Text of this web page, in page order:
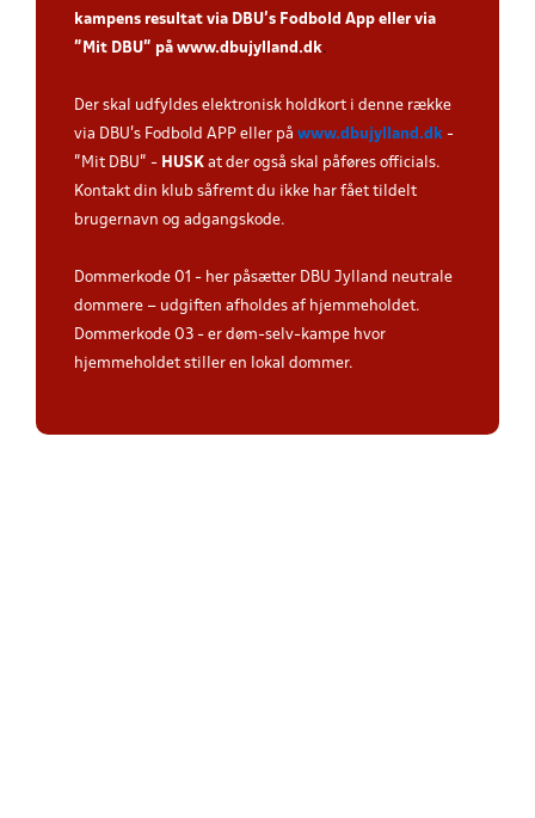
kampens resultat via DBU’s Fodbold App eller via
”Mit DBU” på www.dbujylland.dk.
Der skal udfyldes elektronisk holdkort i denne række
via DBU's Fodbold APP eller på www.dbujylland.dk -
"Mit DBU" - HUSK at der også skal påføres officials.
Kontakt din klub såfremt du ikke har fået tildelt
brugernavn og adgangskode.
Dommerkode 01 - her påsætter DBU Jylland neutrale
dommere – udgiften afholdes af hjemmeholdet.
Dommerkode 03 - er døm-selv-kampe hvor
hjemmeholdet stiller en lokal dommer.